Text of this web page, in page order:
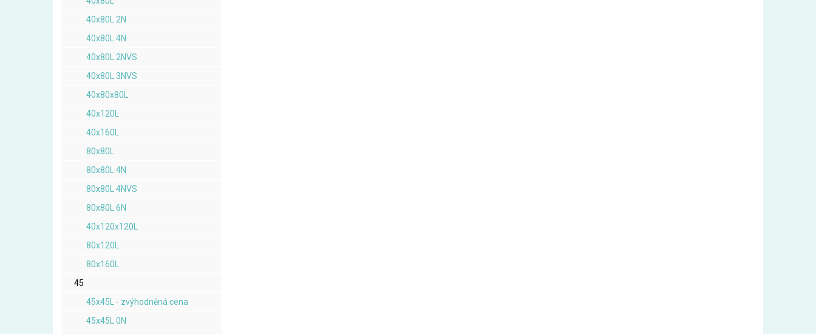
40x80L 2N
40x80L 4N
40x80L 2NVS
40x80L 3NVS
40x80x80L
40x120L
40x160L
80x80L
80x80L 4N
80x80L 4NVS
80x80L 6N
40x120x120L
80x120L
80x160L
45
45x45L - zvýhodněná cena
45x45L 0N